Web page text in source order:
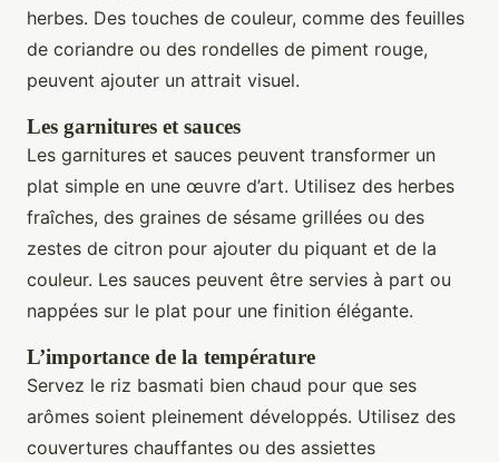
herbes. Des touches de couleur, comme des feuilles
de coriandre ou des rondelles de piment rouge,
peuvent ajouter un attrait visuel.
Les garnitures et sauces
Les garnitures et sauces peuvent transformer un
plat simple en une œuvre d’art. Utilisez des herbes
fraîches, des graines de sésame grillées ou des
zestes de citron pour ajouter du piquant et de la
couleur. Les sauces peuvent être servies à part ou
nappées sur le plat pour une finition élégante.
L’importance de la température
Servez le riz basmati bien chaud pour que ses
arômes soient pleinement développés. Utilisez des
couvertures chauffantes ou des assiettes